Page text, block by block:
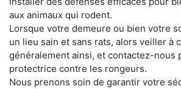
aux animaux qui rodent.
Lorsque votre demeure ou bien votre
un lieu sain et sans rats, alors veiller à
généralement ainsi, et contactez-nous
protectrice contre les rongeurs.
Nous prenons soin de garantir votre